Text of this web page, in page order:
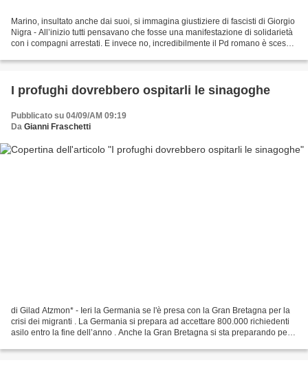
Marino, insultato anche dai suoi, si immagina giustiziere di fascisti di Giorgio
Nigra - All’inizio tutti pensavano che fosse una manifestazione di solidarietà
con i compagni arrestati. E invece no, incredibilmente il Pd romano è sceso
I profughi dovrebbero ospitarli le sinagoghe
Pubblicato su 04/09/AM 09:19
Da Gianni Fraschetti
di Gilad Atzmon* - Ieri la Germania se l'è presa con la Gran Bretagna per la
crisi dei migranti . La Germania si prepara ad accettare 800.000 richiedenti
asilo entro la fine dell’anno . Anche la Gran Bretagna si sta preparando per il